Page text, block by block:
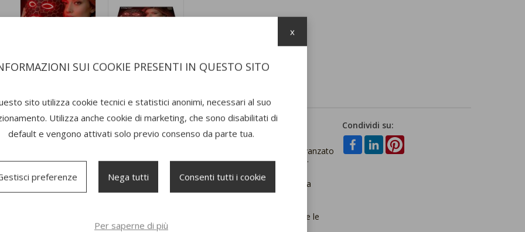
RECENSIONI
Condividi su:
: Dispositivo skincare Beper avanzato
luci LED rosso, blu, verde, giallo, viola, arancione e bianco per trattamenti mirati.
LED PER UN TRATTAMENTO COMPLETO : La maschera LED viso garantisce una
uniforme della luce per risultati efficaci su tutta la pelle.
: La maschera viso Beper aiuta a migliorare la circolazione, lenire le
e rendere la pelle più tonica e luminosa.
SUI COOKIE PRESENTI IN QUESTO SITO
sito utilizza cookie tecnici e statistici anonimi, necessari al suo
Utilizza anche cookie di marketing, che sono disabilitati di
default e vengono attivati solo previo consenso da parte tua.
preferenze Nega tutti Consenti tutti i cookie
Per saperne di più
x